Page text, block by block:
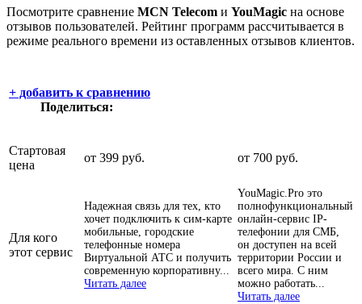
Посмотрите сравнение MCN Telecom и YouMagic на основе
отзывов пользователей. Рейтинг программ рассчитывается в
режиме реального времени из оставленных отзывов клиентов.
+ добавить к сравнению
Поделиться:
Стартовая
цена
от 399 руб. от 700 руб.
Для кого
этот сервис
Надежная связь для тех, кто
хочет подключить к сим-карте
мобильные, городские
телефонные номера
Виртуальной АТС и получить
современную корпоративну...
Читать далее
YouMagic.Pro это
полнофункциональный
онлайн-сервис IP-
телефонии для СМБ,
он доступен на всей
территории России и
всего мира. С ним
можно работать...
Читать далее